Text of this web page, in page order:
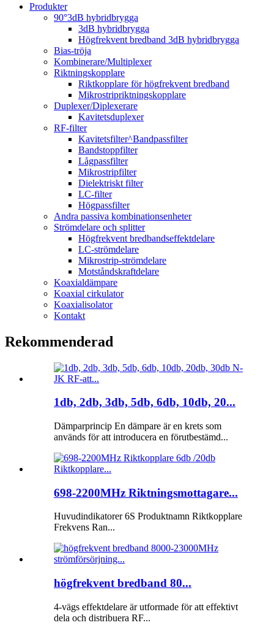
Produkter
90°3dB hybridbrygga
3dB hybridbrygga
Högfrekvent bredband 3dB hybridbrygga
Bias-tröja
Kombinerare/Multiplexer
Riktningskopplare
Riktkopplare för högfrekvent bredband
Mikrostripriktningskopplare
Duplexer/Diplexerare
Kavitetsduplexer
RF-filter
Kavitetsfilter^Bandpassfilter
Bandstoppfilter
Lågpassfilter
Mikrostripfilter
Dielektriskt filter
LC-filter
Högpassfilter
Andra passiva kombinationsenheter
Strömdelare och splitter
Högfrekvent bredbandseffektdelare
LC-strömdelare
Mikrostrip-strömdelare
Motståndskraftdelare
Koaxialdämpare
Koaxial cirkulator
Koaxialisolator
Kontakt
Rekommenderad
1db, 2db, 3db, 5db, 6db, 10db, 20...
Dämparprincip En dämpare är en krets som
används för att introducera en förutbestämd...
698-2200MHz Riktningsmottagare...
Huvudindikatorer 6S Produktnamn Riktkopplare
Frekvens Ran...
högfrekvent bredband 80...
4-vägs effektdelare är utformade för att effektivt
dela och distribuera RF...